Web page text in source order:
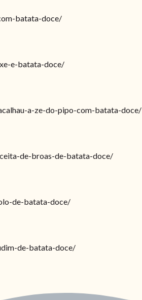
batata-doce/
e-batata-doce/
a-ze-do-pipo-com-batata-doce/
de-broas-de-batata-doce/
de-batata-doce/
de-batata-doce/